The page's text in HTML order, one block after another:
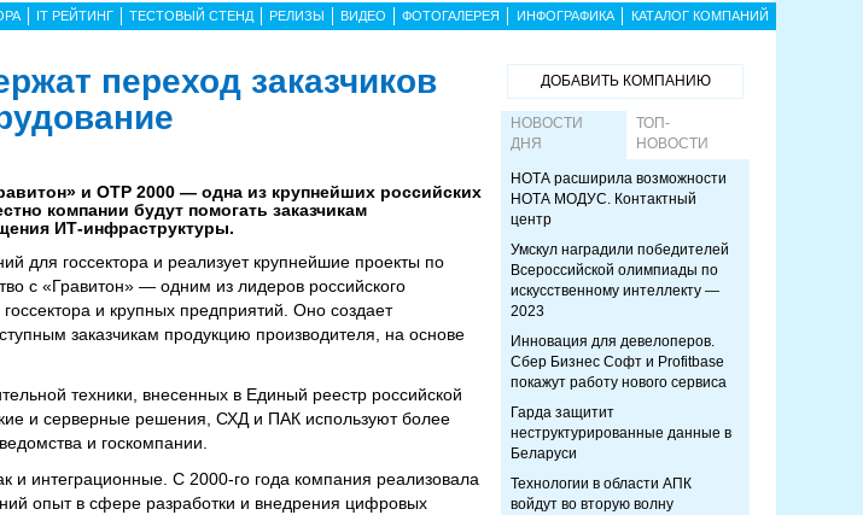
IT РЕЙТИНГ ТЕСТОВЫЙ СТЕНД РЕЛИЗЫ ВИДЕО ФОТОГАЛЕРЕЯ ИНФОГРАФИКА КАТАЛОГ КОМПАНИЙ
переход заказчиков
и ОТР 2000 — одна из крупнейших российских
компании будут помогать заказчикам
ИТ-инфраструктуры.
для госсектора и реализует крупнейшие проекты по
с «Гравитон» — одним из лидеров российского
и крупных предприятий. Оно создает
заказчикам продукцию производителя, на основе
техники, внесенных в Единый реестр российской
и серверные решения, СХД и ПАК используют более
и госкомпании.
и интеграционные. С 2000-го года компания реализовала
опыт в сфере разработки и внедрения цифровых
ДОБАВИТЬ КОМПАНИЮ
НОВОСТИ
ДНЯ
ТОП-
НОВОСТИ
НОТА расширила возможности
НОТА МОДУС. Контактный
центр
Умскул наградили победителей
Всероссийской олимпиады по
искусственному интеллекту —
2023
Инновация для девелоперов.
Сбер Бизнес Софт и Profitbase
покажут работу нового сервиса
Гарда защитит
неструктурированные данные в
Беларуси
Технологии в области АПК
войдут во вторую волну